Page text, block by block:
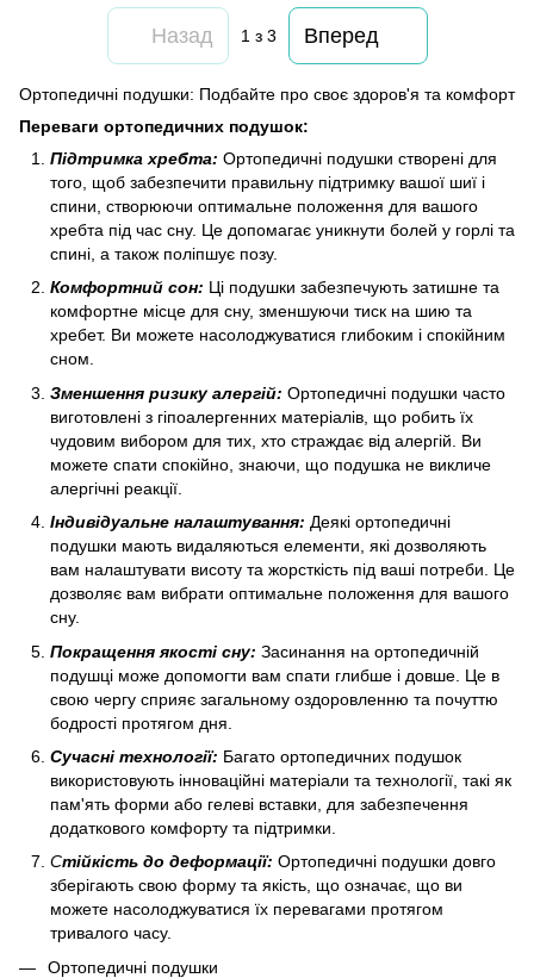
Назад 1 з 3 Вперед
Ортопедичні подушки: Подбайте про своє здоров'я та комфорт
Переваги ортопедичних подушок:
Підтримка хребта: Ортопедичні подушки створені для
того, щоб забезпечити правильну підтримку вашої шиї і
спини, створюючи оптимальне положення для вашого
хребта під час сну. Це допомагає уникнути болей у горлі та
спині, а також поліпшує позу.
Комфортний сон: Ці подушки забезпечують затишне та
комфортне місце для сну, зменшуючи тиск на шию та
хребет. Ви можете насолоджуватися глибоким і спокійним
сном.
Зменшення ризику алергій: Ортопедичні подушки часто
виготовлені з гіпоалергенних матеріалів, що робить їх
чудовим вибором для тих, хто страждає від алергій. Ви
можете спати спокійно, знаючи, що подушка не викличе
алергічні реакції.
Індивідуальне налаштування: Деякі ортопедичні
подушки мають видаляються елементи, які дозволяють
вам налаштувати висоту та жорсткість під ваші потреби. Це
дозволяє вам вибрати оптимальне положення для вашого
сну.
Покращення якості сну: Засинання на ортопедичній
подушці може допомогти вам спати глибше і довше. Це в
свою чергу сприяє загальному оздоровленню та почуттю
бодрості протягом дня.
Сучасні технології: Багато ортопедичних подушок
використовують інноваційні матеріали та технології, такі як
пам'ять форми або гелеві вставки, для забезпечення
додаткового комфорту та підтримки.
Стійкість до деформації: Ортопедичні подушки довго
зберігають свою форму та якість, що означає, що ви
можете насолоджуватися їх перевагами протягом
тривалого часу.
Ортопедичні подушки